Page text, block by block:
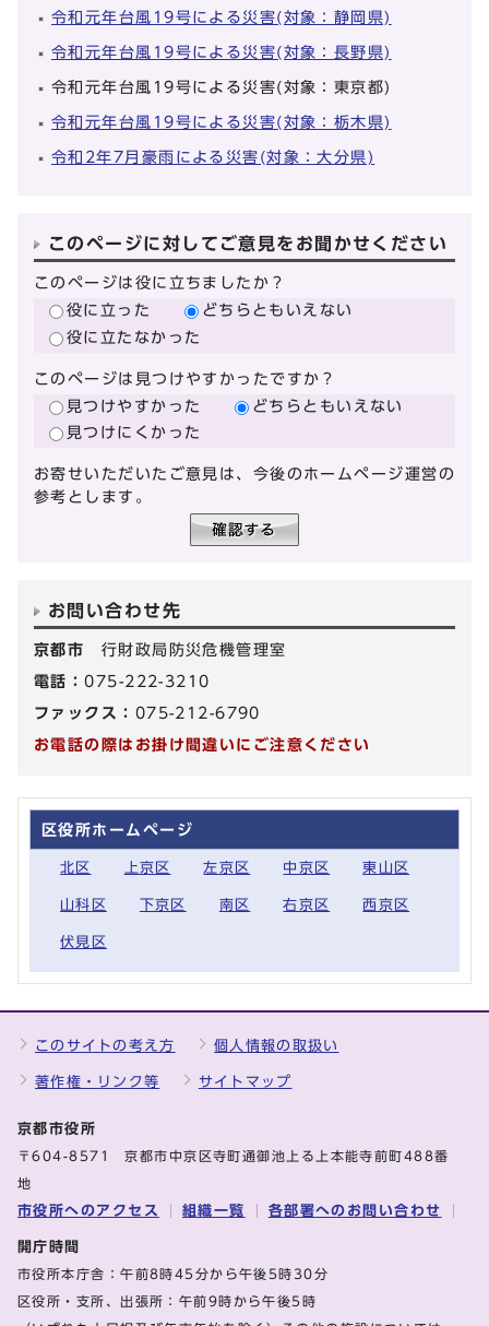
令和元年台風19号による災害(対象：静岡県)
令和元年台風19号による災害(対象：長野県)
令和元年台風19号による災害(対象：東京都)
令和元年台風19号による災害(対象：栃木県)
令和2年7月豪雨による災害(対象：大分県)
このページに対してご意見をお聞かせください
このページは役に立ちましたか？
役に立った
どちらともいえない
役に立たなかった
このページは見つけやすかったですか？
見つけやすかった
どちらともいえない
見つけにくかった
お寄せいただいたご意見は、今後のホームページ運営の
参考とします。
お問い合わせ先
京都市 行財政局防災危機管理室
電話：075-222-3210
ファックス： 075-212-6790
お電話の際はお掛け間違いにご注意ください
区役所ホームページ
北区 上京区 左京区 中京区 東山区
山科区 下京区 南区 右京区 西京区
伏見区
このサイトの考え方 個人情報の取扱い
著作権・リンク等 サイトマップ
京都市役所
〒604-8571 京都市中京区寺町通御池上る上本能寺前町488番
地
市役所へのアクセス 組織一覧 各部署へのお問い合わせ
開庁時間
市役所本庁舎：午前8時45分から午後5時30分
区役所・支所、出張所：午前9時から午後5時